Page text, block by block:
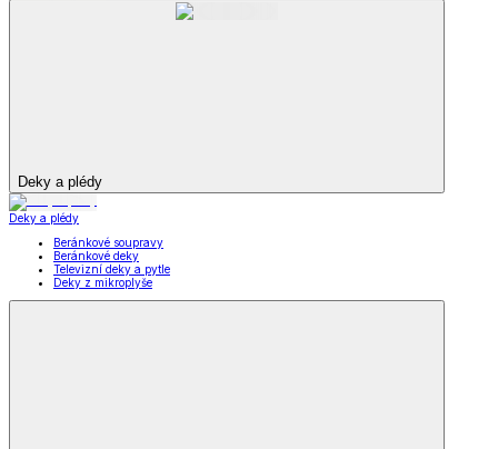
Deky a plédy
Deky a plédy
Beránkové soupravy
Beránkové deky
Televizní deky a pytle
Deky z mikroplyše